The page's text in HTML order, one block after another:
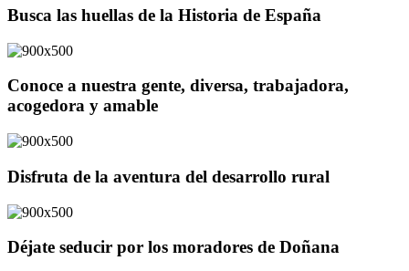
Busca las huellas de la Historia de España
Conoce a nuestra gente, diversa, trabajadora,
acogedora y amable
Disfruta de la aventura del desarrollo rural
Déjate seducir por los moradores de Doñana